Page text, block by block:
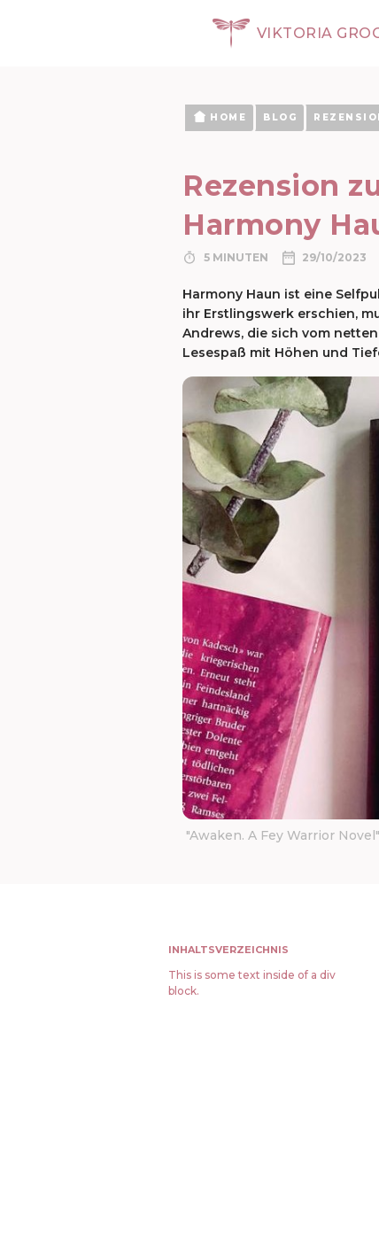
VIKTORIA
HOME BLOG
Rezension
Harmony
5 MINUTEN 29/10/2023
Harmony Haun ist eine
ihr Erstlingswerk erschien,
Andrews, die sich vom
Lesespaß mit Höhen und
"Awaken. A Fey Warrior
INHALTSVERZEICHNIS
This is some text inside of a div
block.